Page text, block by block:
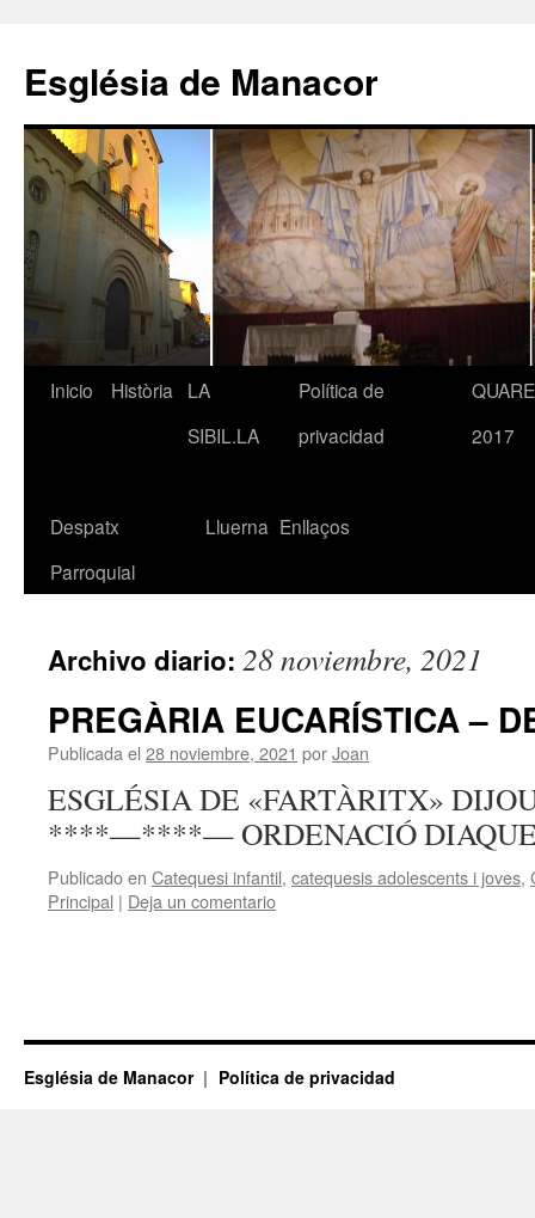
contenido
Església de Manacor
Inicio Història
LA
SIBIL.LA
Política de
privacidad
2017
Despatx
Parroquial
Lluerna Enllaços
Archivo diario: 28 noviembre, 2021
PREGÀRIA EUCARÍSTICA –
Publicada el 28 noviembre, 2021 porJoan
ESGLÉSIA DE «FARTÀRITX»
****—****— ORDENACIÓ
Publicado en Catequesi infantil, catequesis adolescents i joves,
Principal | Deja un comentario
Església de Manacor Política de privacidad